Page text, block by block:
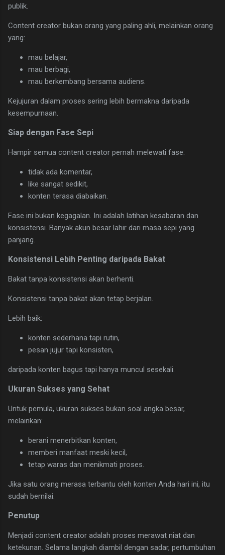
publik.
Content creator bukan orang yang paling ahli, melainkan orang
yang:
mau belajar,
mau berbagi,
mau berkembang bersama audiens.
Kejujuran dalam proses sering lebih bermakna daripada
kesempurnaan.
Siap dengan Fase Sepi
Hampir semua content creator pernah melewati fase:
tidak ada komentar,
like sangat sedikit,
konten terasa diabaikan.
Fase ini bukan kegagalan. Ini adalah latihan kesabaran dan
konsistensi. Banyak akun besar lahir dari masa sepi yang
panjang.
Konsistensi Lebih Penting daripada Bakat
Bakat tanpa konsistensi akan berhenti.
Konsistensi tanpa bakat akan tetap berjalan.
Lebih baik:
konten sederhana tapi rutin,
pesan jujur tapi konsisten,
daripada konten bagus tapi hanya muncul sesekali.
Ukuran Sukses yang Sehat
Untuk pemula, ukuran sukses bukan soal angka besar,
melainkan:
berani menerbitkan konten,
memberi manfaat meski kecil,
tetap waras dan menikmati proses.
Jika satu orang merasa terbantu oleh konten Anda hari ini, itu
sudah bernilai.
Penutup
Menjadi content creator adalah proses merawat niat dan
ketekunan. Selama langkah diambil dengan sadar, pertumbuhan